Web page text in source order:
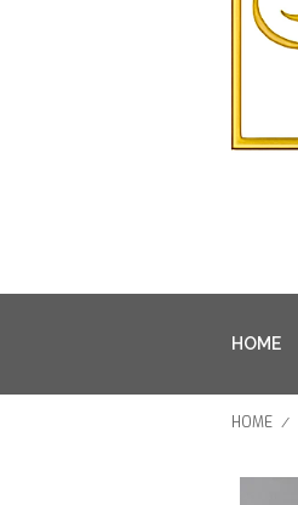
HOME
HOME /